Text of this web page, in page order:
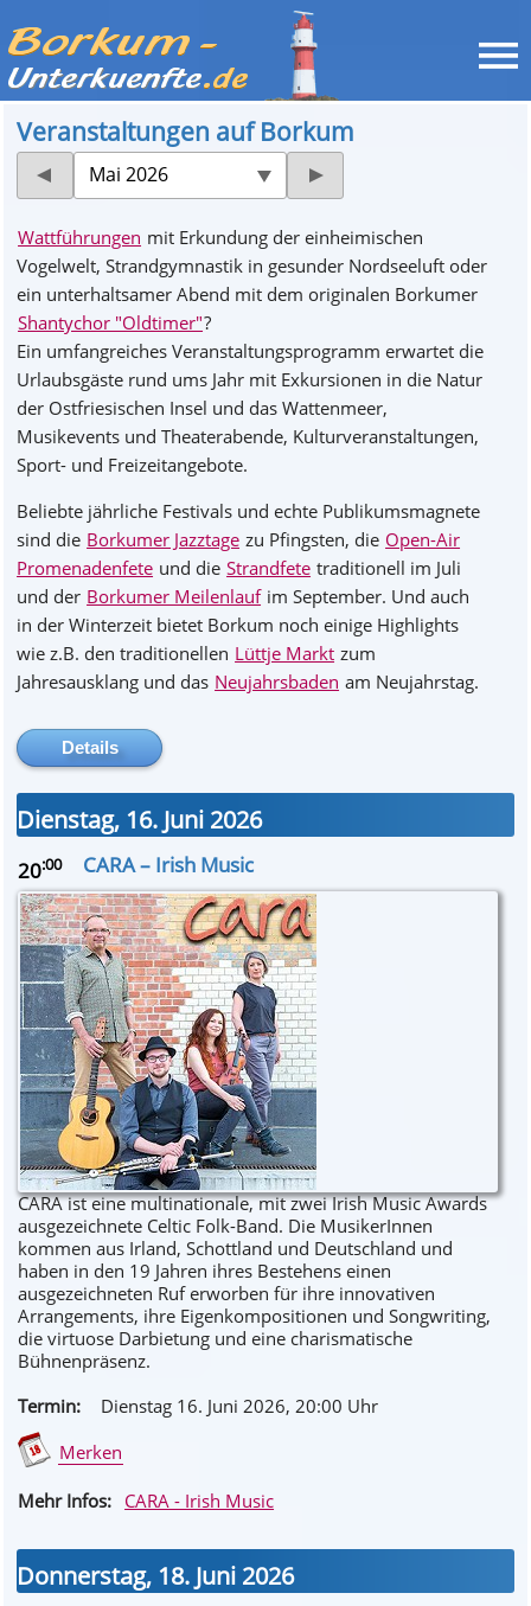
Veranstaltungen auf Borkum
Mai 2026
Wattführungen mit Erkundung der einheimischen
Vogelwelt, Strandgymnastik in gesunder Nordseeluft oder
ein unterhaltsamer Abend mit dem originalen Borkumer
Shantychor "Oldtimer"?
Ein umfangreiches Veranstaltungsprogramm erwartet die
Urlaubsgäste rund ums Jahr mit Exkursionen in die Natur
der Ostfriesischen Insel und das Wattenmeer,
Musikevents und Theaterabende, Kulturveranstaltungen,
Sport- und Freizeitangebote.
Beliebte jährliche Festivals und echte Publikumsmagnete
sind die Borkumer Jazztage zu Pfingsten, die Open-Air
Promenadenfete und die Strandfete traditionell im Juli
und der Borkumer Meilenlauf im September. Und auch
in der Winterzeit bietet Borkum noch einige Highlights
wie z.B. den traditionellen Lüttje Markt zum
Jahresausklang und das Neujahrsbaden am Neujahrstag.
Details
Dienstag, 16. Juni 2026
20:00 CARA – Irish Music
CARA ist eine multinationale, mit zwei Irish Music Awards
ausgezeichnete Celtic Folk-Band. Die MusikerInnen
kommen aus Irland, Schottland und Deutschland und
haben in den 19 Jahren ihres Bestehens einen
ausgezeichneten Ruf erworben für ihre innovativen
Arrangements, ihre Eigenkompositionen und Songwriting,
die virtuose Darbietung und eine charismatische
Bühnenpräsenz.
Termin:
Dienstag 16. Juni 2026, 20:00 Uhr
Merken
Mehr Infos: CARA - Irish Music
Donnerstag, 18. Juni 2026